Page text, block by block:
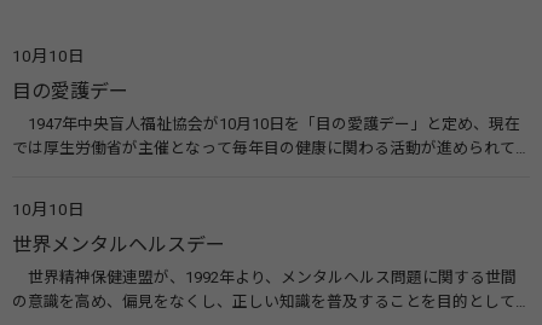
10月10日
目の愛護デー
1947年中央盲人福祉協会が10月10日を「目の愛護デー」と定め、現在
では厚生労働省が主催となって毎年目の健康に関わる活動が進められて
会）
10月10日
世界メンタルヘルスデー
世界精神保健連盟が、1992年より、メンタルヘルス問題に関する世間
の意識を高め、偏見をなくし、正しい知識を普及することを目的として、